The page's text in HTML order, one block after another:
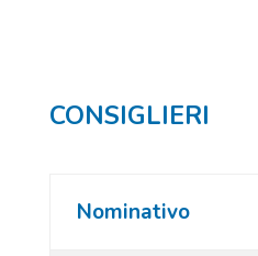
CONSIGLIERI
Nominativo